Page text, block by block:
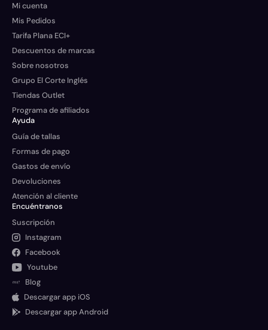
Mi cuenta
Mis Pedidos
Tarifa Plana ECI+
Descuentos de marcas
Sobre nosotros
Grupo El Corte Inglés
Tiendas Outlet
Programa de afiliados
Ayuda
Guía de tallas
Formas de pago
Gastos de envío
Devoluciones
Atención al cliente
Encuéntranos
Suscripción
Instagram
Facebook
Youtube
Blog
Descargar app iOS
Descargar app Android